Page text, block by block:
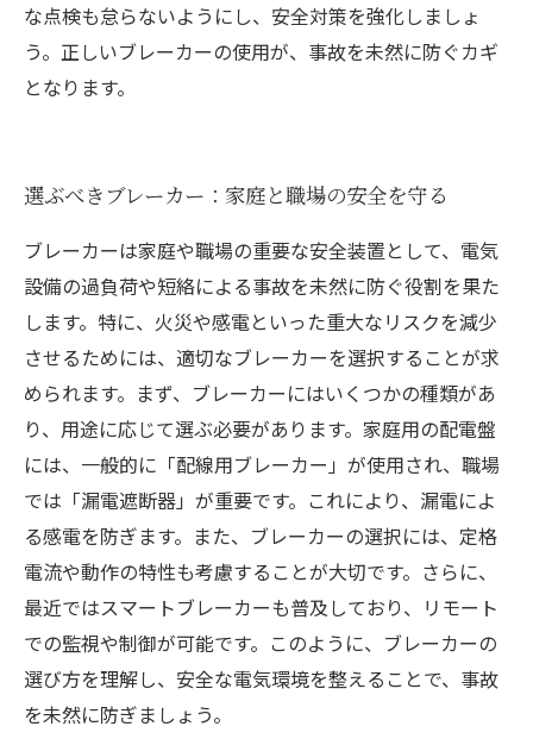
な点検も怠らないようにし、安全対策を強化しましょ
う。正しいブレーカーの使用が、事故を未然に防ぐカギ
となります。
選ぶべきブレーカー：家庭と職場の安全を守る
ブレーカーは家庭や職場の重要な安全装置として、電気
設備の過負荷や短絡による事故を未然に防ぐ役割を果た
します。特に、火災や感電といった重大なリスクを減少
させるためには、適切なブレーカーを選択することが求
められます。まず、ブレーカーにはいくつかの種類があ
り、用途に応じて選ぶ必要があります。家庭用の配電盤
には、一般的に「配線用ブレーカー」が使用され、職場
では「漏電遮断器」が重要です。これにより、漏電によ
る感電を防ぎます。また、ブレーカーの選択には、定格
電流や動作の特性も考慮することが大切です。さらに、
最近ではスマートブレーカーも普及しており、リモート
での監視や制御が可能です。このように、ブレーカーの
選び方を理解し、安全な電気環境を整えることで、事故
を未然に防ぎましょう。